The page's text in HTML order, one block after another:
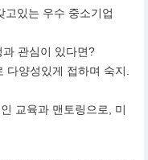
있는 우수 중소기업
관심이 있다면?
양성있게 접하며 숙지.
교육과 맨토링으로, 미